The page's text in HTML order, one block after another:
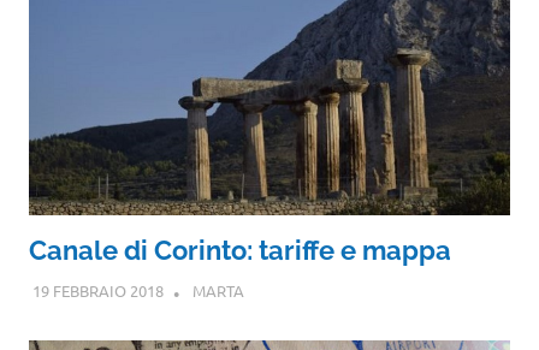
Canale di Corinto: tariffe e mappa
19 FEBBRAIO 2018 MARTA